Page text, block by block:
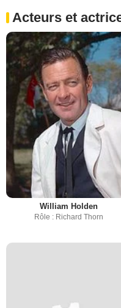
Acteurs et
William Holden
Rôle : Richard Thorn